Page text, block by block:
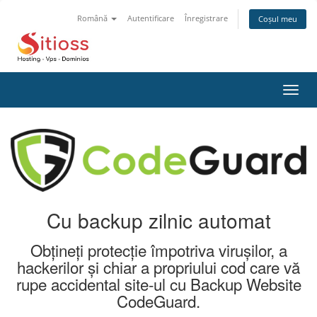
Română Autentificare Înregistrare Coșul meu
Cu backup zilnic automat
Obțineți protecție împotriva virușilor, a
hackerilor și chiar a propriului cod care vă
rupe accidental site-ul cu Backup Website
CodeGuard.